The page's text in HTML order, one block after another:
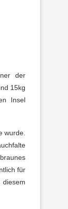
der
15kg
Insel
wurde.
für